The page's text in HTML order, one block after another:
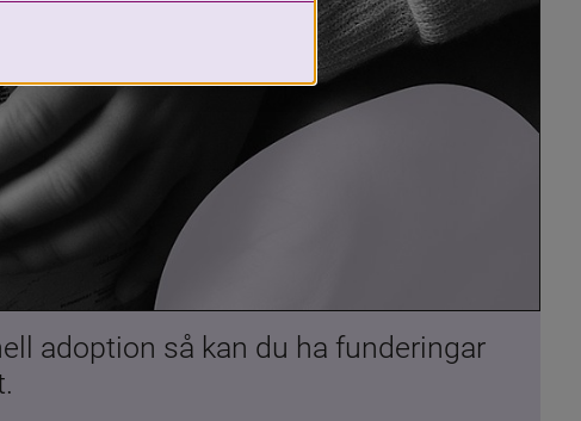
adoption så kan du ha funderingar